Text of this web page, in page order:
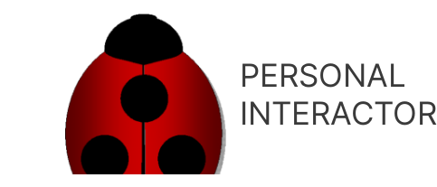
PERSONAL
INTERACTOR